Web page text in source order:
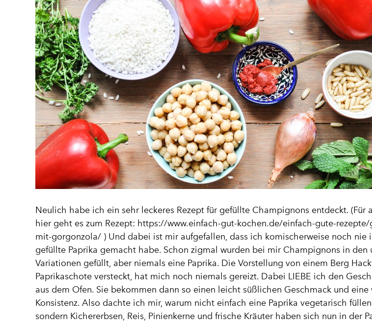
Neulich habe ich ein sehr leckeres Rezept für gefüllte Champignons entdeckt. (Für
hier geht es zum Rezept: https://www.einfach-gut-kochen.de/einfach-gute-
mit-gorgonzola/ ) Und dabei ist mir aufgefallen, dass ich komischerweise noch nie
gefüllte Paprika gemacht habe. Schon zigmal wurden bei mir Champignons in den
Variationen gefüllt, aber niemals eine Paprika. Die Vorstellung von einem Berg
Paprikaschote versteckt, hat mich noch niemals gereizt. Dabei LIEBE ich den
aus dem Ofen. Sie bekommen dann so einen leicht süßlichen Geschmack und
Konsistenz. Also dachte ich mir, warum nicht einfach eine Paprika vegetarisch
sondern Kichererbsen, Reis, Pinienkerne und frische Kräuter haben sich nun in der